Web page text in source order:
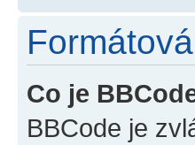
Co je
BBCode je